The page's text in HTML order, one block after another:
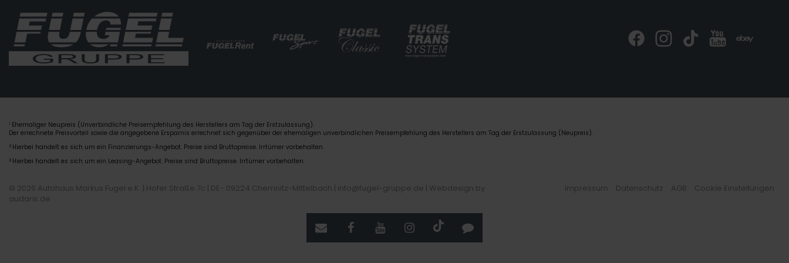
1 Ehemaliger Neupreis (Unverbindliche Preisempfehlung des Herstellers am Tag der Erstzulassung).
Der errechnete Preisvorteil sowie die angegebene Ersparnis errechnet sich gegenüber der ehemaligen unverbindlichen Preisempfehlung des Herstellers am Tag der Erstzulassung (Neupreis).
2 Hierbei handelt es sich um ein Finanzierungs-Angebot. Preise sind Bruttopreise. Irrtümer vorbehalten.
3 Hierbei handelt es sich um ein Leasing-Angebot. Preise sind Bruttopreise. Irrtümer vorbehalten.
© 2026 Autohaus Markus Fugel e.K. | Hofer Straße 7c | DE- 09224 Chemnitz-Mittelbach | info@fugel-gruppe.de | Webdesign by
audaris.de
Impressum Datenschutz AGB Cookie Einstellungen